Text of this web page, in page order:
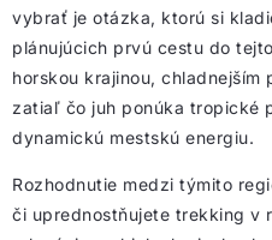
vybrať je otázka, ktorú si
plánujúcich prvú cestu do
horskou krajinou, chladnejším
zatiaľ čo juh ponúka tropické
dynamickú mestskú energiu.
Rozhodnutie medzi týmito
či uprednostňujete trekking v